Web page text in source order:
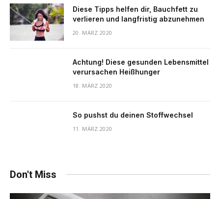
Diese Tipps helfen dir, Bauchfett zu
verlieren und langfristig abzunehmen
20. MÄRZ 2020
Achtung! Diese gesunden Lebensmittel
verursachen Heißhunger
18. MÄRZ 2020
So pushst du deinen Stoffwechsel
11. MÄRZ 2020
Don't Miss